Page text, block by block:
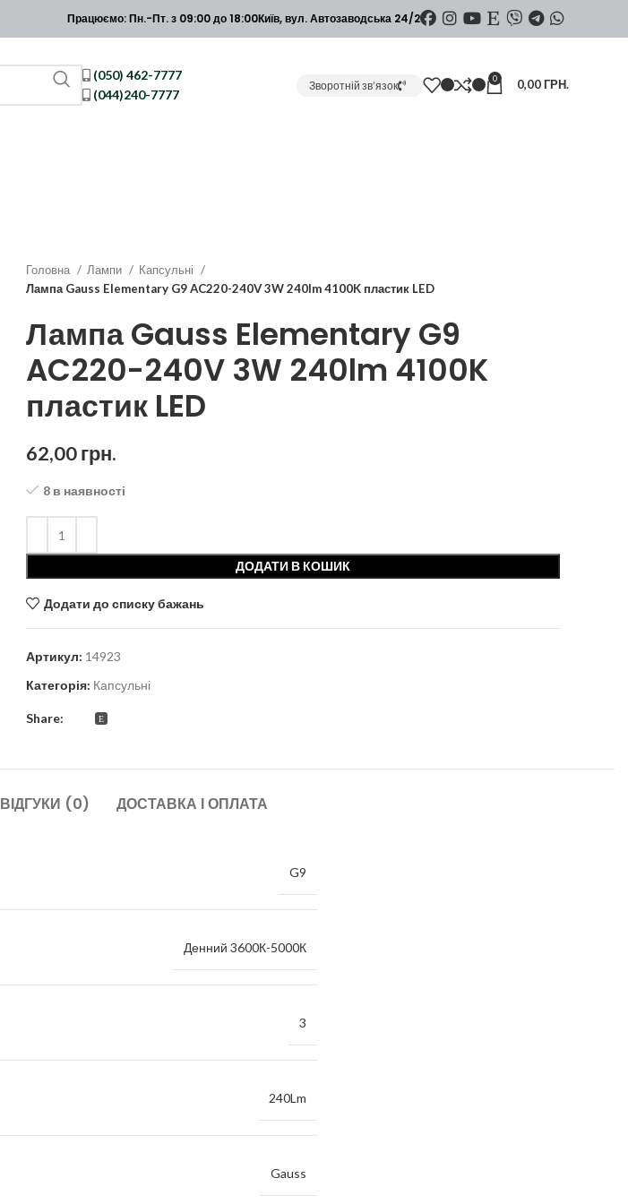
Працюємо: Пн.-Пт. з 09:00 до 18:00Київ, вул. Автозаводська 24/2
(050) 462-7777
(044)240-7777
Зворотній зв’язок
0 0,00ГРН.
Головна Лампи
Капсульні
Лампа Gauss Elementary G9 AC220-240V 3W 240lm 4100K пластик LED
Лампа Gauss Elementary G9
AC220-240V 3W 240lm 4100K
пластик LED
62,00грн.
8 в наявності
ДОДАТИ В КОШИК
Додати до списку бажань
Артикул: 14923
Категорія: Капсульні
Share:
ВІДГУКИ (0) ДОСТАВКА І ОПЛАТА
G9
Денний 3600К-5000К
3
240Lm
Gauss